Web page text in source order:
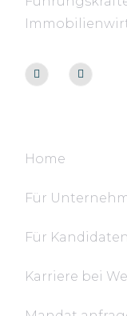
Home
Für
Für Kandidaten
Karriere bei